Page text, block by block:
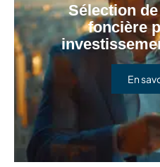
Sélection
foncière
En